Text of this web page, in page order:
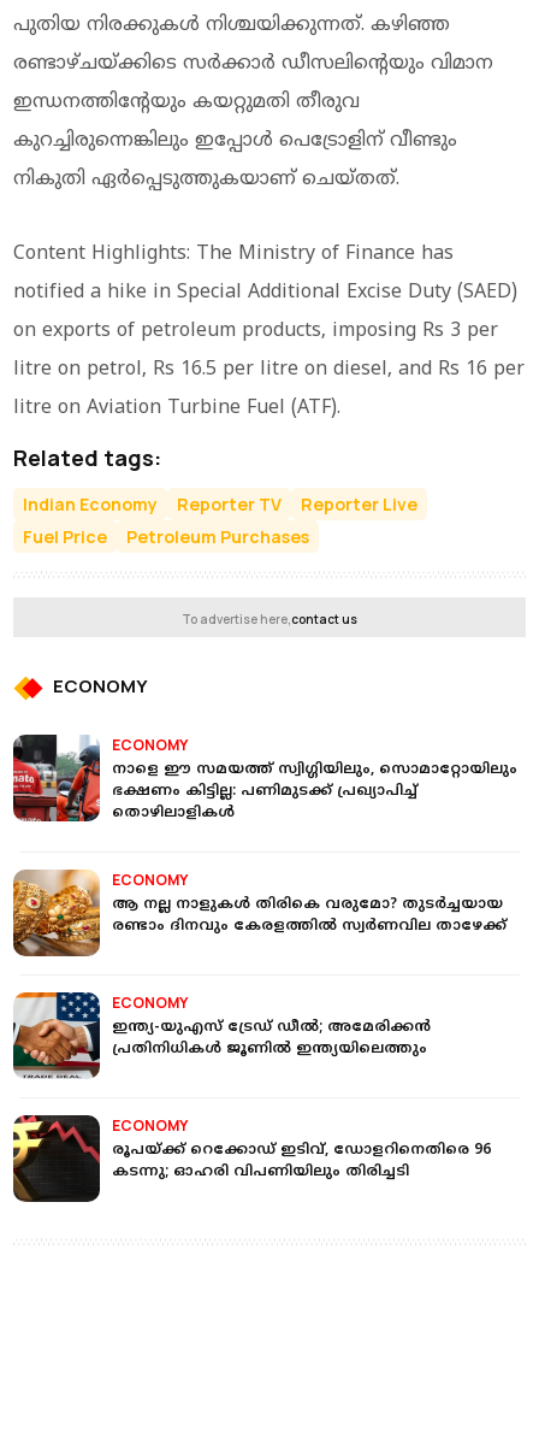
പുതിയ നിരക്കുകള്‍ നിശ്ചയിക്കുന്നത്. കഴിഞ്ഞ
രണ്ടാഴ്ചയ്ക്കിടെ സര്‍ക്കാര്‍ ഡീസലിന്റെയും വിമാന
ഇന്ധനത്തിന്റേയും കയറ്റുമതി തീരുവ
കുറച്ചിരുന്നെങ്കിലും ഇപ്പോള്‍ പെട്രോളിന് വീണ്ടും
നികുതി ഏര്‍പ്പെടുത്തുകയാണ് ചെയ്തത്.
Content Highlights: The Ministry of Finance has
notified a hike in Special Additional Excise Duty (SAED)
on exports of petroleum products, imposing Rs 3 per
litre on petrol, Rs 16.5 per litre on diesel, and Rs 16 per
litre on Aviation Turbine Fuel (ATF).
Related tags:
Indian Economy Reporter TV
Reporter Live
Fuel Price
Petroleum Purchases
To advertise here,contact us
ECONOMY
ECONOMY
നാളെ ഈ സമയത്ത് സ്വിഗ്ഗിയിലും, സൊമാറ്റോയിലും
ഭക്ഷണം കിട്ടില്ല: പണിമുടക്ക് പ്രഖ്യാപിച്ച്
തൊഴിലാളികള്‍
ECONOMY
ആ നല്ല നാളുകള്‍ തിരികെ വരുമോ? തുടർച്ചയായ
രണ്ടാം ദിനവും കേരളത്തില്‍ സ്വർണവില താഴേക്ക്
ECONOMY
ഇന്ത്യ-യുഎസ് ട്രേഡ് ഡീല്‍; അമേരിക്കന്‍
പ്രതിനിധികള്‍ ജൂണില്‍ ഇന്ത്യയിലെത്തും
ECONOMY
രൂപയ്ക്ക് റെക്കോഡ് ഇടിവ്, ഡോളറിനെതിരെ 96
കടന്നു; ഓഹരി വിപണിയിലും തിരിച്ചടി